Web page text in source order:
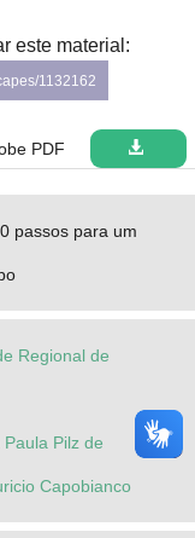
este material:
1132162
PDF
passos para um
Regional de
Paula Pilz de
Capobianco